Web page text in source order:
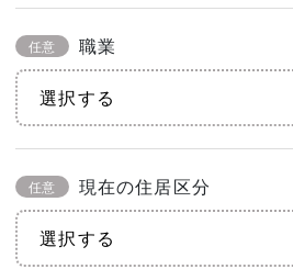
任意 職業
任意 現在の住居区分